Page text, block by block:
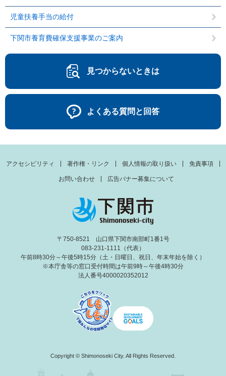
児童扶養手当の給付
下関市養育費確保支援事業のご案内
見つからないときは
よくある質問と回答
アクセシビリティ 著作権・リンク 個人情報の取り扱い 免責事項
お問い合わせ 広告バナー募集について
〒750-8521 山口県下関市南部町1番1号
083-231-1111（代表）
午前8時30分～午後5時15分（土・日曜日、祝日、年末年始を除く）
※本庁舎等の窓口受付時間は午前9時～午後4時30分
法人番号4000020352012
Copyright © Shimonoseki City. All Rights Reserved.